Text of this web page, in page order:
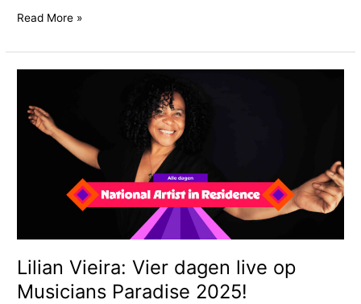
Read More »
Lilian Vieira: Vier dagen live op
Musicians Paradise 2025!
Vier
dagen